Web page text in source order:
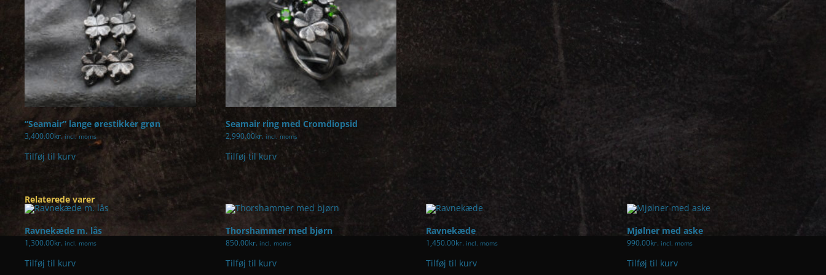
“Seamair” lange ørestikker grøn
3,400.00kr. incl. moms
Tilføj til kurv
Seamair ring med Cromdiopsid
2,990.00kr. incl. moms
Tilføj til kurv
Relaterede varer
Ravnekæde m. lås
1,300.00kr. incl. moms
Tilføj til kurv
Thorshammer med bjørn
850.00kr. incl. moms
Tilføj til kurv
Ravnekæde
1,450.00kr. incl. moms
Tilføj til kurv
Mjølner med aske
990.00kr. incl. moms
Tilføj til kurv